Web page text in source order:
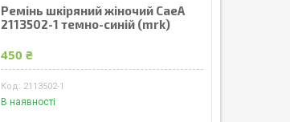
Ремінь шкіряний жіночий CaeA
2113502-1 темно-синій (mrk)
450 ₴
2113502-1
В наявності